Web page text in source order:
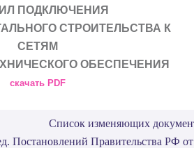
ПОДКЛЮЧЕНИЯ
СТРОИТЕЛЬСТВА К
СЕТЯМ
ОБЕСПЕЧЕНИЯ
скачать PDF
Список изменяющих
Постановлений Правительства РФ